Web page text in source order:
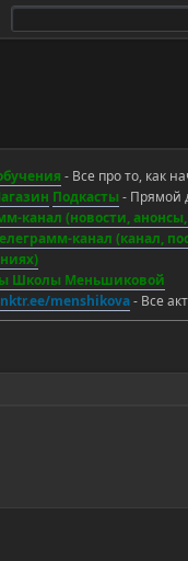
- Все про то, как
Подкасты - Прямой
канал (новости,
канал (канал,
Школы Меньшиковой
menshikova- Все